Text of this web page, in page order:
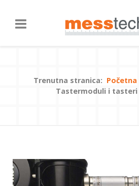
Trenutna stranica: Početna
Tastermoduli i tasteri